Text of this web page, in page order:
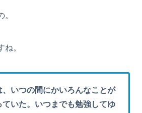
。
いつの間にかいろんなことが
いた。いつまでも勉強してゆ